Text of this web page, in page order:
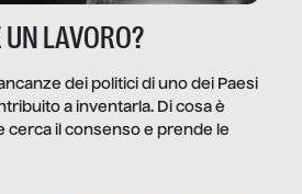
LAVORO?
dei politici di uno dei Paesi
a inventarla. Di cosa è
cerca il consenso e prende le